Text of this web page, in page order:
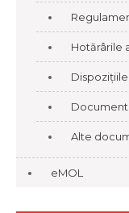
Hotărârile
Alte
eMOL